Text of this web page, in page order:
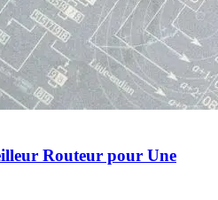
Routeur pour Une